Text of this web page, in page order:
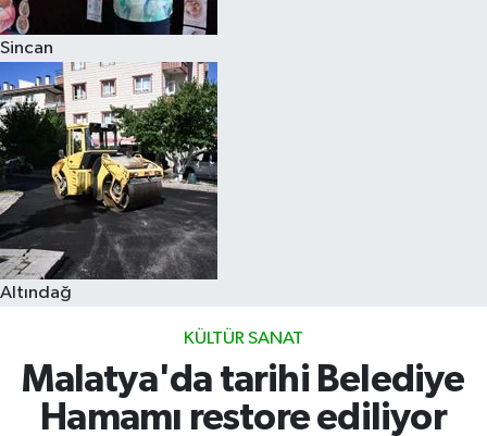
Sincan
Altındağ
KÜLTÜR SANAT
Malatya'da tarihi Belediye
Hamamı restore ediliyor